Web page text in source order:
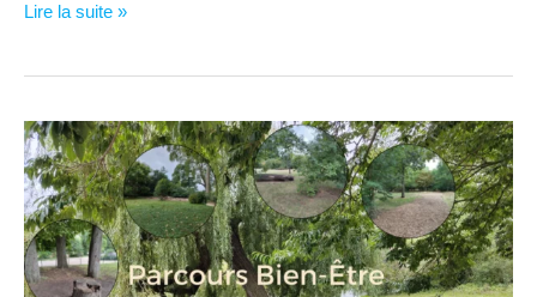
Parcours
Bois
de
Vincennes
Lire la suite »